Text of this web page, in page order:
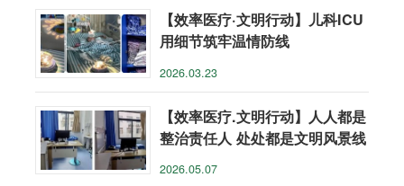
【效率医疗·文明行动】儿科ICU
用细节筑牢温情防线
2026.03.23
【效率医疗.文明行动】人人都是
整治责任人 处处都是文明风景线
2026.05.07